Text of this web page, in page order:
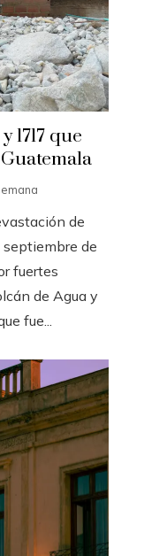
1717 que
de
de
fuertes
de Agua y
fue...